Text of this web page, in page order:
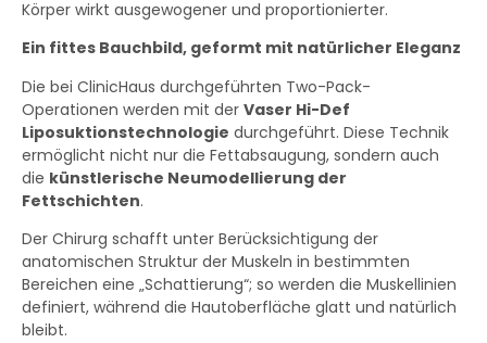
Körper wirkt ausgewogener und proportionierter.
Ein fittes Bauchbild, geformt mit natürlicher Eleganz
Die bei ClinicHaus durchgeführten Two-Pack-
Operationen werden mit der Vaser Hi-Def
Liposuktionstechnologie durchgeführt. Diese Technik
ermöglicht nicht nur die Fettabsaugung, sondern auch
die künstlerische Neumodellierung der
Fettschichten.
Der Chirurg schafft unter Berücksichtigung der
anatomischen Struktur der Muskeln in bestimmten
Bereichen eine „Schattierung“; so werden die Muskellinien
definiert, während die Hautoberfläche glatt und natürlich
bleibt.